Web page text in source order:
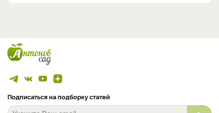
Подписаться на подборку статей